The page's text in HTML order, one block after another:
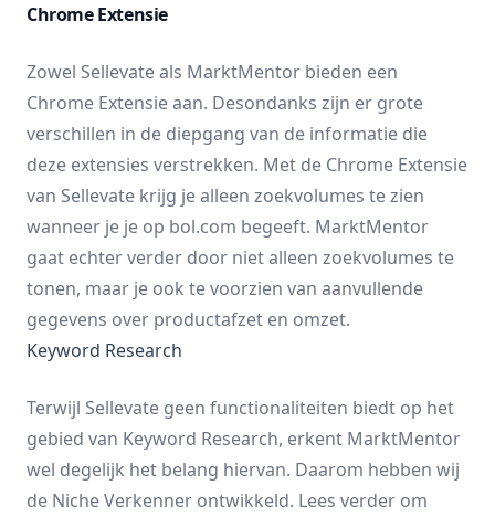
Chrome Extensie
Zowel Sellevate als MarktMentor bieden een
Chrome Extensieaan. Desondanks zijn er grote
verschillen in de diepgang van de informatie die
deze extensies verstrekken. Met de Chrome Extensie
van Sellevate krijg je alleen zoekvolumes te zien
wanneer je je op bol.com begeeft. MarktMentor
gaat echter verder door niet alleen zoekvolumes te
tonen, maar je ook te voorzien van aanvullende
gegevens over productafzet en omzet.
Keyword Research
Terwijl Sellevate geen functionaliteiten biedt op het
gebied van Keyword Research, erkent MarktMentor
wel degelijk het belang hiervan. Daarom hebben wij
de Niche Verkenner ontwikkeld. Lees verder om